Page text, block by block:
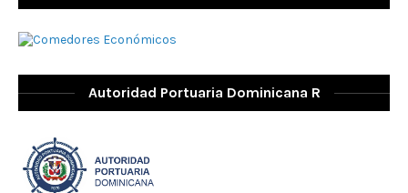
Autoridad Portuaria Dominicana R